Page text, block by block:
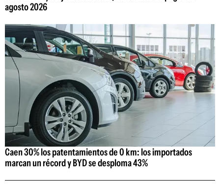
agosto 2026
Caen 30% los patentamientos de 0 km: los importados
marcan un récord y BYD se desploma 43%